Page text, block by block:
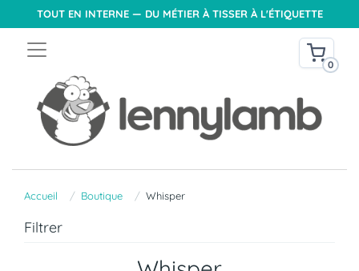
TOUT EN INTERNE — DU MÉTIER À TISSER À L'ÉTIQUETTE
0
Accueil Boutique Whisper
Filtrer